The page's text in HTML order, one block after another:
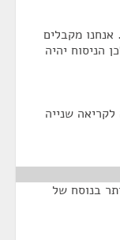
מקבלים
הניסוח יהיה
שנייה
בנוסח של